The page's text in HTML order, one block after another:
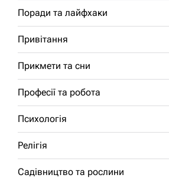
Поради та лайфхаки
Привітання
Прикмети та сни
Професії та робота
Психологія
Релігія
Садівництво та рослини